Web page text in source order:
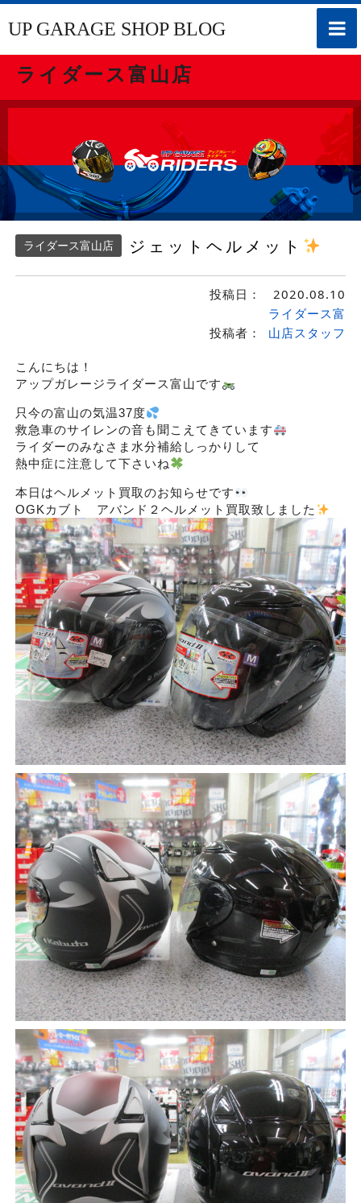
toggle
UP GARAGE SHOP BLOG
ライダース富山店
ライダース富山店 ジェットヘルメット
投稿日： 2020.08.10
投稿者：
ライダース富
山店スタッフ
こんにちは！
アップガレージライダース富山です
只今の富山の気温37度
救急車のサイレンの音も聞こえてきています
ライダーのみなさま水分補給しっかりして
熱中症に注意して下さいね
本日はヘルメット買取のお知らせです
OGKカブト アバンド２ヘルメット買取致しました